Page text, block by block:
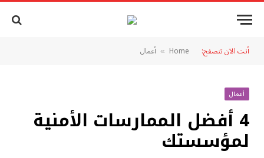
أنت الآن تتصفح: Home
» أعمال
أعمال
4 أفضل الممارسات الأمنية
لمؤسستك